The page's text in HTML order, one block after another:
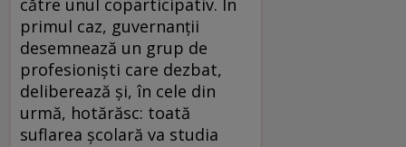
către unul coparticipativ. În
primul caz, guvernanţii
desemnează un grup de
profesionişti care dezbat,
deliberează şi, în cele din
urmă, hotărăsc: toată
suflarea şcolară va studia